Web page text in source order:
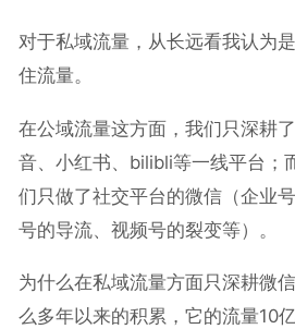
对于私域流量，从长远看我认为
住流量。
在公域流量这方面，我们只深耕
音、小红书、bilibli等一线平台；
们只做了社交平台的微信（企业
号的导流、视频号的裂变等）。
为什么在私域流量方面只深耕微
么多年以来的积累，它的流量10